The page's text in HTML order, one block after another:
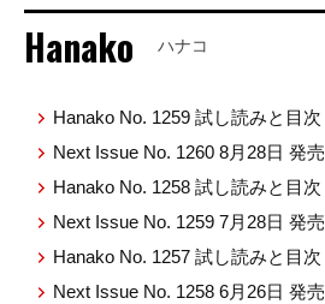
Hanako ハナコ
Hanako No. 1259 試し読みと目次
Next Issue No. 1260 8月28日 発売
Hanako No. 1258 試し読みと目次
Next Issue No. 1259 7月28日 発売
Hanako No. 1257 試し読みと目次
Next Issue No. 1258 6月26日 発売